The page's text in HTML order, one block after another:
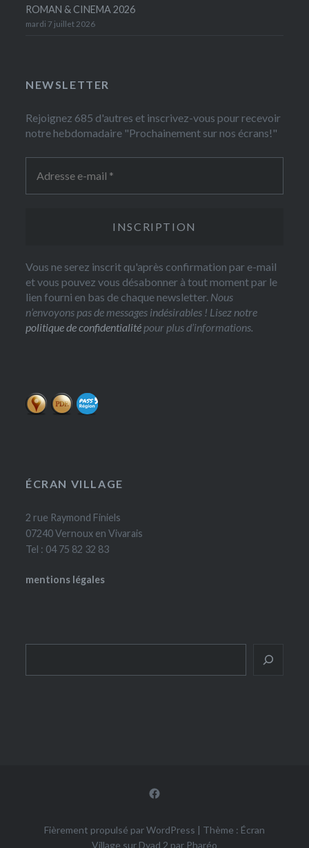
ROMAN & CINEMA 2026
mardi 7 juillet 2026
NEWSLETTER
Rejoignez 685 d'autres et inscrivez-vous pour recevoir
notre hebdomadaire "Prochainement sur nos écrans!"
Vous ne serez inscrit qu'après confirmation par e-mail
et vous pouvez vous désabonner à tout moment par le
lien fourni en bas de chaque newsletter. Nous
n’envoyons pas de messages indésirables ! Lisez notre
politique de confidentialité pour plus d’informations.
ÉCRAN VILLAGE
2 rue Raymond Finiels
07240 Vernoux en Vivarais
Tel : 04 75 82 32 83
mentions légales
Facebook
Fièrement propulsé par WordPress | Thème : Écran
Village sur Dyad 2 par Pharéo